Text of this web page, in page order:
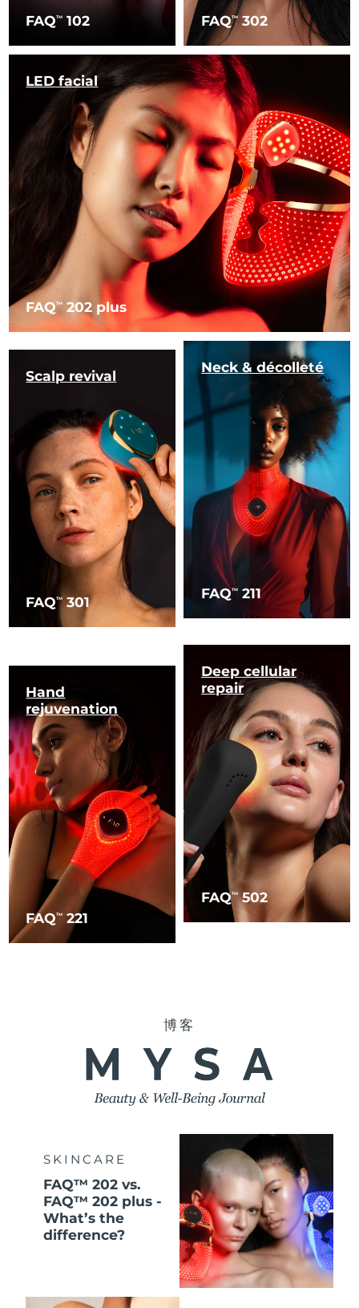
FAQTM 102 FAQTM302
FAQTM 202 plus
LED facial
FAQTM 301
Scalp revival
FAQTM 211
Neck & décolleté
FAQTM 221
Hand
rejuvenation
FAQTM502
Deep cellular
repair
博客
SKINCARE
FAQ™ 202 vs.
FAQ™ 202 plus -
What’s the
difference?